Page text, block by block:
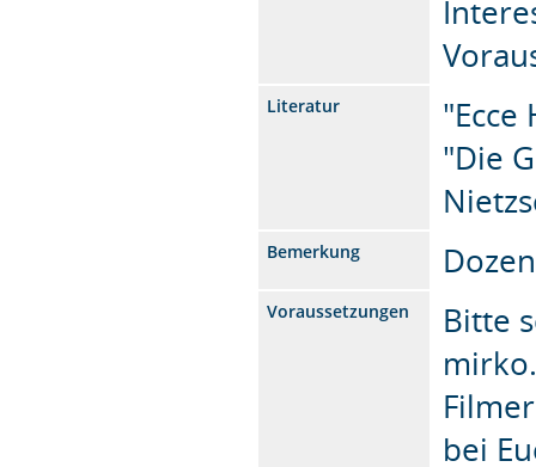
Literatur
"Ecce
"Die
Bemerkung
Voraussetzungen
Bitte
bei